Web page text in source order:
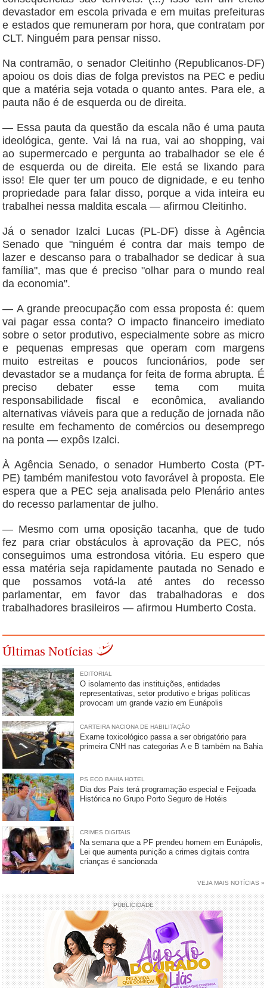
devastador em escola privada e em muitas prefeituras
e estados que remuneram por hora, que contratam por
CLT. Ninguém para pensar nisso.
Na contramão, o senador Cleitinho (Republicanos-DF)
apoiou os dois dias de folga previstos na PEC e pediu
que a matéria seja votada o quanto antes. Para ele, a
pauta não é de esquerda ou de direita.
— Essa pauta da questão da escala não é uma pauta
ideológica, gente. Vai lá na rua, vai ao shopping, vai
ao supermercado e pergunta ao trabalhador se ele é
de esquerda ou de direita. Ele está se lixando para
isso! Ele quer ter um pouco de dignidade, e eu tenho
propriedade para falar disso, porque a vida inteira eu
trabalhei nessa maldita escala — afirmou Cleitinho.
Já o senador Izalci Lucas (PL-DF) disse à Agência
Senado que "ninguém é contra dar mais tempo de
lazer e descanso para o trabalhador se dedicar à sua
família", mas que é preciso "olhar para o mundo real
da economia".
— A grande preocupação com essa proposta é: quem
vai pagar essa conta? O impacto financeiro imediato
sobre o setor produtivo, especialmente sobre as micro
e pequenas empresas que operam com margens
muito estreitas e poucos funcionários, pode ser
devastador se a mudança for feita de forma abrupta. É
preciso debater esse tema com muita
responsabilidade fiscal e econômica, avaliando
alternativas viáveis para que a redução de jornada não
resulte em fechamento de comércios ou desemprego
na ponta — expôs Izalci.
À Agência Senado, o senador Humberto Costa (PT-
PE) também manifestou voto favorável à proposta. Ele
espera que a PEC seja analisada pelo Plenário antes
do recesso parlamentar de julho.
— Mesmo com uma oposição tacanha, que de tudo
fez para criar obstáculos à aprovação da PEC, nós
conseguimos uma estrondosa vitória. Eu espero que
essa matéria seja rapidamente pautada no Senado e
que possamos votá-la até antes do recesso
parlamentar, em favor das trabalhadoras e dos
trabalhadores brasileiros — afirmou Humberto Costa.
Últimas Notícias
EDITORIAL
O isolamento das instituições, entidades
representativas, setor produtivo e brigas políticas
provocam um grande vazio em Eunápolis
CARTEIRA NACIONA DE HABILITAÇÃO
Exame toxicológico passa a ser obrigatório para
primeira CNH nas categorias A e B também na Bahia
PS ECO BAHIA HOTEL
Dia dos Pais terá programação especial e Feijoada
Histórica no Grupo Porto Seguro de Hotéis
CRIMES DIGITAIS
Na semana que a PF prendeu homem em Eunápolis,
Lei que aumenta punição a crimes digitais contra
crianças é sancionada
VEJA MAIS NOTÍCIAS »
PUBLICIDADE